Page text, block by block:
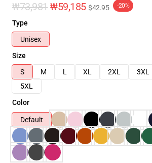
₩73,981 ₩59,185 $42.95 -20%
Type
Unisex
Size
S
M L XL 2XL 3XL
5XL
Color
Default